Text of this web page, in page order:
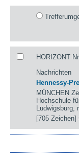
HORIZONT
Nachrichten
Hennessy-
MÜNCHEN
Hochschule
Ludwigsburg,
[705 Zeichen]